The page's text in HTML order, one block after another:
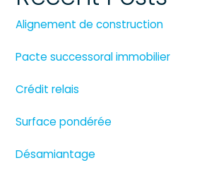
Alignement de construction
Pacte successoral immobilier
Crédit relais
Surface pondérée
Désamiantage